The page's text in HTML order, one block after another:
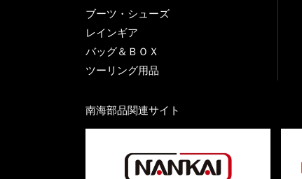
ブーツ・シューズ
レインギア
バッグ＆ＢＯＸ
ツーリング用品
南海部品関連サイト